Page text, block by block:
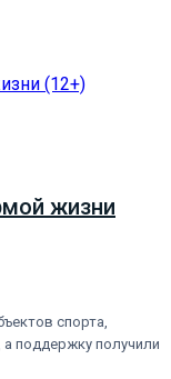
жизни
спорта,
поддержку получили